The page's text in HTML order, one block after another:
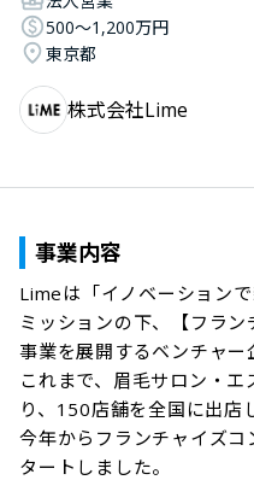
500〜1,200万円
東京都
株式会社Lime
事業内容
Limeは「イノベーション
ミッションの下、【フラ
事業を展開するベンチャー
これまで、眉毛サロン・
り、150店舗を全国に出店
今年からフランチャイズ
タートしました。